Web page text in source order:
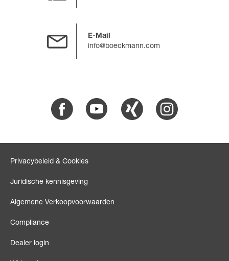
E-Mail
info@boeckmann.com
Facebook Youtube Xing Instagram
Privacybeleid & Cookies
Juridische kennisgeving
Algemene Verkoopvoorwaarden
Compliance
Dealer login